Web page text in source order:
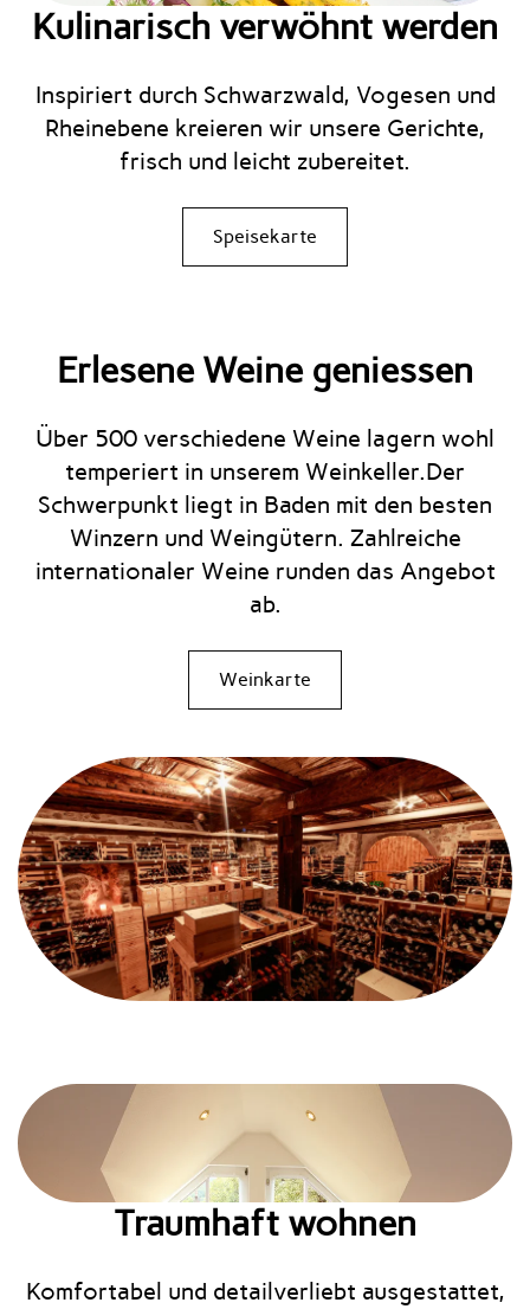
Kulinarisch verwöhnt werden
Inspiriert durch Schwarzwald, Vogesen und
Rheinebene kreieren wir unsere Gerichte,
frisch und leicht zubereitet.
Speisekarte
Erlesene Weine geniessen
Über 500 verschiedene Weine lagern wohl
temperiert in unserem Weinkeller.Der
Schwerpunkt liegt in Baden mit den besten
Winzern und Weingütern. Zahlreiche
internationaler Weine runden das Angebot
ab.
Weinkarte
Traumhaft wohnen
Komfortabel und detailverliebt ausgestattet,